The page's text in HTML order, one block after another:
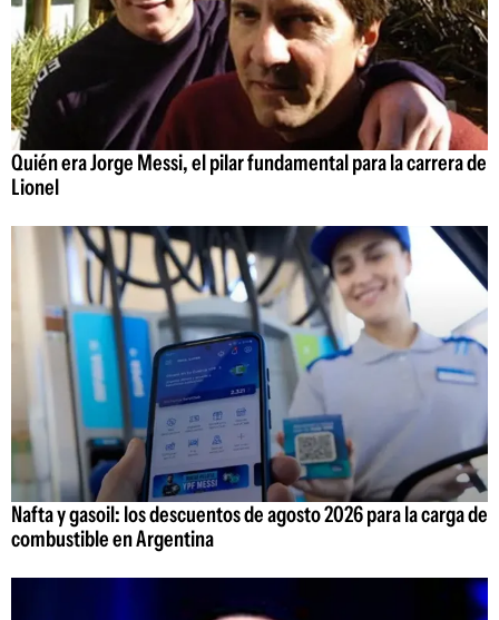
Quién era Jorge Messi, el pilar fundamental para la carrera de
Lionel
Nafta y gasoil: los descuentos de agosto 2026 para la carga de
combustible en Argentina